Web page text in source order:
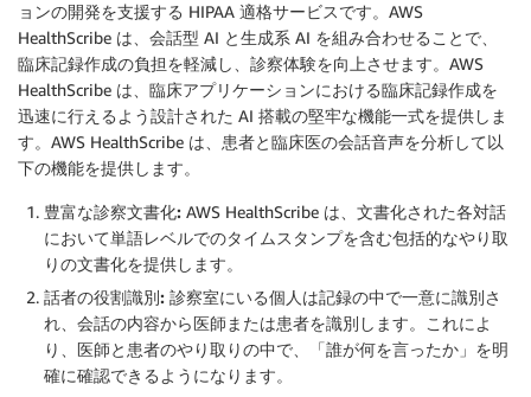
ョンの開発を支援する HIPAA 適格サービスです。AWS
HealthScribe は、会話型 AI と生成系 AI を組み合わせることで、
臨床記録作成の負担を軽減し、診察体験を向上させます。AWS
HealthScribe は、臨床アプリケーションにおける臨床記録作成を
迅速に行えるよう設計された AI 搭載の堅牢な機能一式を提供しま
す。AWS HealthScribe は、患者と臨床医の会話音声を分析して以
下の機能を提供します。
豊富な診察文書化: AWS HealthScribe は、文書化された各対話
において単語レベルでのタイムスタンプを含む包括的なやり取
りの文書化を提供します。
話者の役割識別: 診察室にいる個人は記録の中で一意に識別さ
れ、会話の内容から医師または患者を識別します。これによ
り、医師と患者のやり取りの中で、「誰が何を言ったか」を明
確に確認できるようになります。